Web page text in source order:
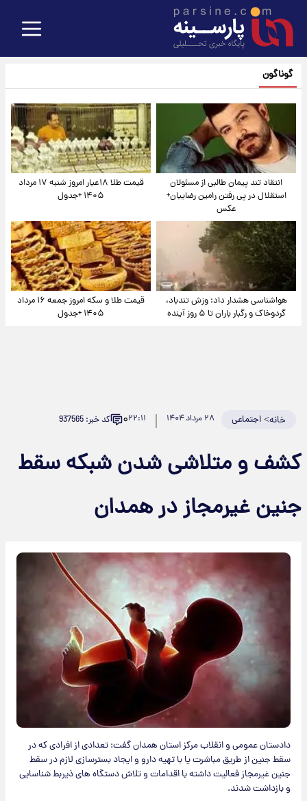
گوناگون
انتقاد تند پیمان طالبی از مسئولان
استقلال در پی رفتن رامین رضاییان+
عکس
قیمت طلا ۱۸عیار امروز شنبه ۱۷ مرداد
۱۴۰۵ +جدول
هواشناسی هشدار داد: وزش تندباد،
گردوخاک و رگبار باران تا ۵ روز آینده
قیمت طلا و سکه امروز جمعه ۱۶ مرداد
۱۴۰۵ +جدول
خانه>اجتماعی ۲۸ مرداد ۱۴۰۴ ۲۲:۱۱۰ کد خبر: 937565
کشف و متلاشی شدن شبکه سقط
جنین غیرمجاز در همدان
دادستان عمومی و انقلاب مرکز استان همدان گفت: تعدادی از افرادی که در
سقط جنین از طریق مباشرت یا با تهیه دارو و ایجاد بسترسازی لازم در سقط
جنین غیرمجاز فعالیت داشته با اقدامات و تلاش دستگاه های ذیربط شناسایی
و بازداشت شدند.